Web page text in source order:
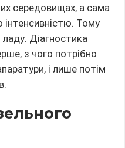
середовищах, а сама
Тому
Діагностика
з чого потрібно
і лише потім